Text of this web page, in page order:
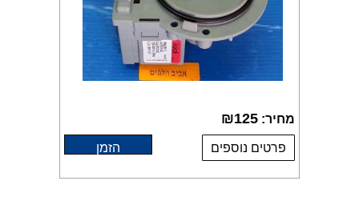
מחיר: ₪125
פרטים נוספים הזמן